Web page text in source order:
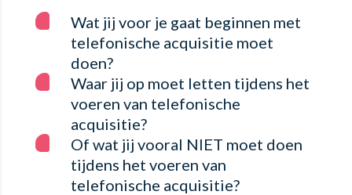
Wat jij voor je gaat beginnen met
telefonische acquisitie moet
doen?
Waar jij op moet letten tijdens het
voeren van telefonische
acquisitie?
Of wat jij vooral NIET moet doen
tijdens het voeren van
telefonische acquisitie?